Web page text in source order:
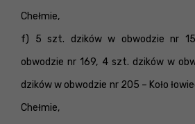
Chełmie,
f) 5 szt. dzików w obwodzie nr
obwodzie nr 169, 4 szt. dzików w
dzików w obwodzie nr 205 – Koło
Chełmie,